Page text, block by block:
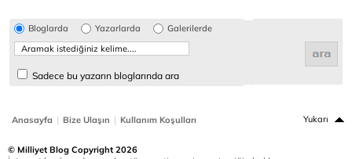
Bloglarda Yazarlarda Galerilerde
Sadece bu yazarın bloglarında ara
Anasayfa | Bize Ulaşın | Kullanım Koşulları Yukarı
© Milliyet Blog Copyright 2026